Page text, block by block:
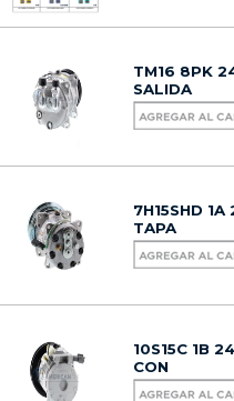
TM16 8PK
SALIDA
7H15SHD
TAPA
10S15C 1B
CON